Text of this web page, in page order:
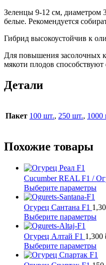
Зеленцы 9-12 см, диаметром
белые. Рекомендуется
Гибрид высокоустойчив к
Для повышения засолочных
мякоти плодов
Детали
Пакет 100 шт., 250 шт., 1000
Похожие товары
Cucumber REAL F1 /
Выберите параметры
на
Огурец Сантана F1
Выберите параметры
Огурец Алтай F1 1,300
Выберите параметры